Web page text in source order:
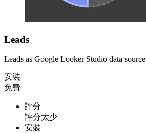
Leads
Leads as Google Looker Studio data source
安裝
免費
評分
評分太少
安裝